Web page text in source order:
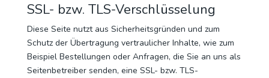
SSL- bzw. TLS-Verschlüsselung
Diese Seite nutzt aus Sicherheitsgründen und zum
Schutz der Übertragung vertraulicher Inhalte, wie zum
Beispiel Bestellungen oder Anfragen, die Sie an uns als
Seitenbetreiber senden, eine SSL- bzw. TLS-